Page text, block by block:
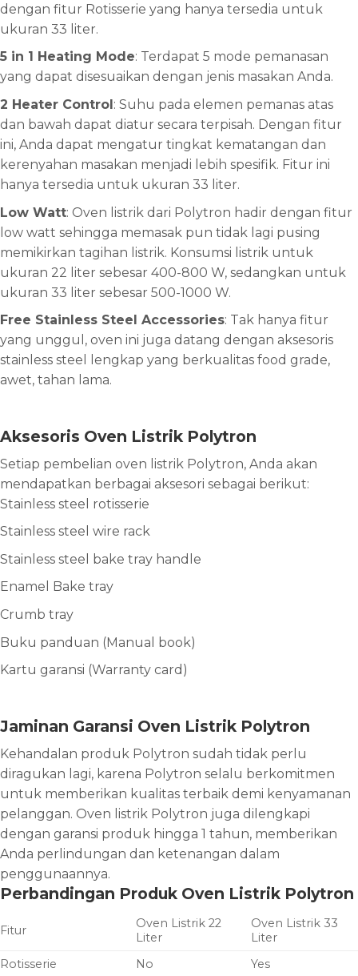
dengan fitur Rotisserie yang hanya tersedia untuk
ukuran 33 liter.
5 in 1 Heating Mode: Terdapat 5 mode pemanasan
yang dapat disesuaikan dengan jenis masakan Anda.
2 Heater Control: Suhu pada elemen pemanas atas
dan bawah dapat diatur secara terpisah. Dengan fitur
ini, Anda dapat mengatur tingkat kematangan dan
kerenyahan masakan menjadi lebih spesifik. Fitur ini
hanya tersedia untuk ukuran 33 liter.
Low Watt: Oven listrik dari Polytron hadir dengan fitur
low watt sehingga memasak pun tidak lagi pusing
memikirkan tagihan listrik. Konsumsi listrik untuk
ukuran 22 liter sebesar 400-800 W, sedangkan untuk
ukuran 33 liter sebesar 500-1000 W.
Free Stainless Steel Accessories: Tak hanya fitur
yang unggul, oven ini juga datang dengan aksesoris
stainless steel lengkap yang berkualitas food grade,
awet, tahan lama.
Aksesoris Oven Listrik Polytron
Setiap pembelian oven listrik Polytron, Anda akan
mendapatkan berbagai aksesori sebagai berikut:
Stainless steel rotisserie
Stainless steel wire rack
Stainless steel bake tray handle
Enamel Bake tray
Crumb tray
Buku panduan (Manual book)
Kartu garansi (Warranty card)
Jaminan Garansi Oven Listrik Polytron
Kehandalan produk Polytron sudah tidak perlu
diragukan lagi, karena Polytron selalu berkomitmen
untuk memberikan kualitas terbaik demi kenyamanan
pelanggan. Oven listrik Polytron juga dilengkapi
dengan garansi produk hingga 1 tahun, memberikan
Anda perlindungan dan ketenangan dalam
penggunaannya.
Perbandingan Produk Oven Listrik Polytron
Fitur
Oven Listrik 22
Liter
Oven Listrik 33
Liter
Rotisserie
No
Yes